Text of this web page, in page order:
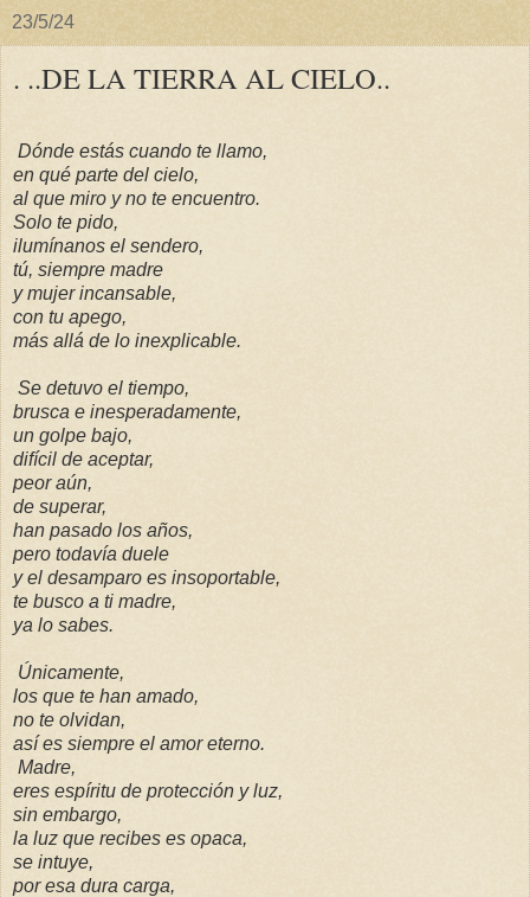
23/5/24
. ..DE LA TIERRA AL CIELO..
Dónde estás cuando te llamo,
en qué parte del cielo,
al que miro y no te encuentro.
Solo te pido,
ilumínanos el sendero,
tú, siempre madre
y mujer incansable,
con tu apego,
más allá de lo inexplicable.
Se detuvo el tiempo,
brusca e inesperadamente,
un golpe bajo,
difícil de aceptar,
peor aún,
de superar,
han pasado los años,
pero todavía duele
y el desamparo es insoportable,
te busco a ti madre,
ya lo sabes.
Únicamente,
los que te han amado,
no te olvidan,
así es siempre el amor eterno.
Madre,
eres espíritu de protección y luz,
sin embargo,
la luz que recibes es opaca,
se intuye,
por esa dura carga,